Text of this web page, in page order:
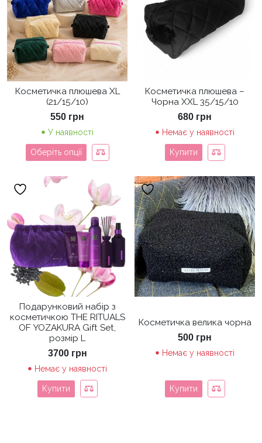
Косметичка плюшева XL
(21/15/10)
550 грн
У наявності
Оберіть опції
Косметичка плюшева –
Чорна XXL 35/15/10
680 грн
Немає у наявності
Купити
Подарунковий набір з
косметичкою THE RITUALS
OF YOZAKURA Gift Set,
розмір L
3700 грн
Немає у наявності
Купити
Косметичка велика чорна
500 грн
Немає у наявності
Купити